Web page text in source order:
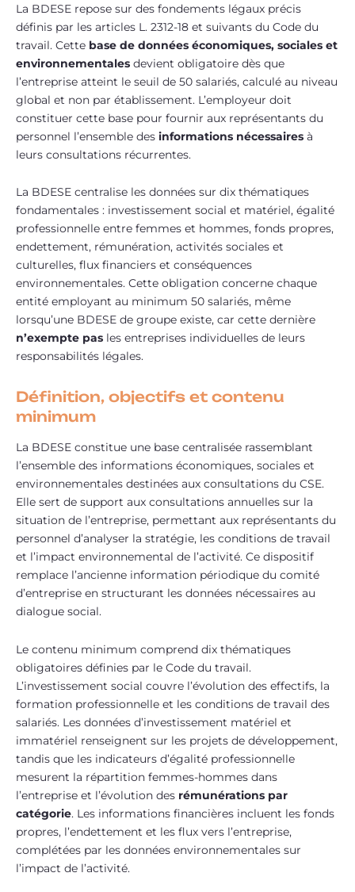
La BDESE repose sur des fondements légaux précis
définis par les articles L. 2312-18 et suivants du Code du
travail. Cette base de données économiques, sociales et
environnementales devient obligatoire dès que
l’entreprise atteint le seuil de 50 salariés, calculé au niveau
global et non par établissement. L’employeur doit
constituer cette base pour fournir aux représentants du
personnel l’ensemble des informations nécessaires à
leurs consultations récurrentes.
La BDESE centralise les données sur dix thématiques
fondamentales : investissement social et matériel, égalité
professionnelle entre femmes et hommes, fonds propres,
endettement, rémunération, activités sociales et
culturelles, flux financiers et conséquences
environnementales. Cette obligation concerne chaque
entité employant au minimum 50 salariés, même
lorsqu’une BDESE de groupe existe, car cette dernière
n’exempte pas les entreprises individuelles de leurs
responsabilités légales.
Définition, objectifs et contenu
minimum
La BDESE constitue une base centralisée rassemblant
l’ensemble des informations économiques, sociales et
environnementales destinées aux consultations du CSE.
Elle sert de support aux consultations annuelles sur la
situation de l’entreprise, permettant aux représentants du
personnel d’analyser la stratégie, les conditions de travail
et l’impact environnemental de l’activité. Ce dispositif
remplace l’ancienne information périodique du comité
d’entreprise en structurant les données nécessaires au
dialogue social.
Le contenu minimum comprend dix thématiques
obligatoires définies par le Code du travail.
L’investissement social couvre l’évolution des effectifs, la
formation professionnelle et les conditions de travail des
salariés. Les données d’investissement matériel et
immatériel renseignent sur les projets de développement,
tandis que les indicateurs d’égalité professionnelle
mesurent la répartition femmes-hommes dans
l’entreprise et l’évolution des rémunérations par
catégorie. Les informations financières incluent les fonds
propres, l’endettement et les flux vers l’entreprise,
complétées par les données environnementales sur
l’impact de l’activité.